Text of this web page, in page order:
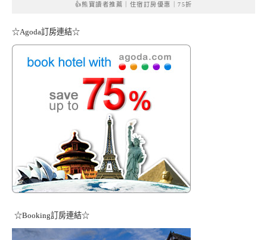
👍熊寶讀者推薦｜住宿訂房優惠｜75折
☆Agoda訂房連結☆
☆Booking訂房連結☆